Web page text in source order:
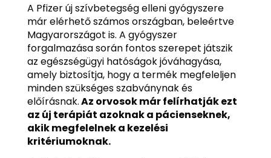
A Pfizer új szívbetegség elleni gyógyszere
már elérhető számos országban, beleértve
Magyarországot is. A gyógyszer
forgalmazása során fontos szerepet játszik
az egészségügyi hatóságok jóváhagyása,
amely biztosítja, hogy a termék megfeleljen
minden szükséges szabványnak és
előírásnak.Az orvosok már felírhatják ezt
az új terápiát azoknak a pácienseknek,
akik megfelelnek a kezelési
kritériumoknak.